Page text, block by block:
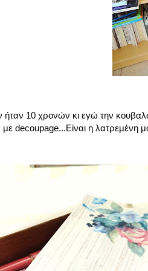
ήταν 10 χρονών κι εγώ την
decoupage...Είναι η λατρεμένη